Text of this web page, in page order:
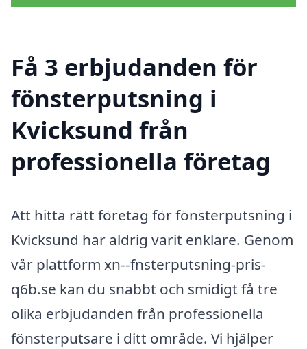
Få 3 erbjudanden för
fönsterputsning i
Kvicksund från
professionella företag
Att hitta rätt företag för fönsterputsning i
Kvicksund har aldrig varit enklare. Genom
vår plattform xn--fnsterputsning-pris-
q6b.se kan du snabbt och smidigt få tre
olika erbjudanden från professionella
fönsterputsare i ditt område. Vi hjälper